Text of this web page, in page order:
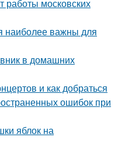
работы московских
наиболее важны для
в домашних
и как добраться
ошибок при
яблок на